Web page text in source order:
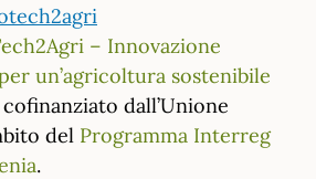
– Innovazione
un’agricoltura sostenibile
dall’Unione
del Programma Interreg
.